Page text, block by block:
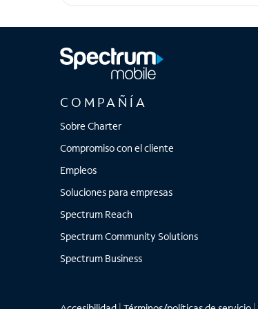
COMPAÑÍA
Sobre Charter
Compromiso con el cliente
Empleos
Soluciones para empresas
Spectrum Reach
Spectrum Community Solutions
Spectrum Business